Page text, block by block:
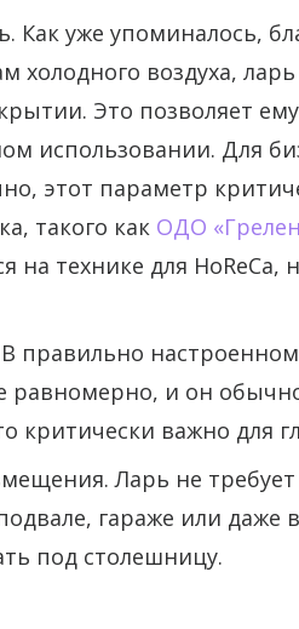
Как уже упоминалось,
холодного воздуха,
Это позволяет
использовании. Для
этот параметр
такого как ОДО
на технике для HoReCa,
правильно
равномерно, и он
критически важно для
Ларь не
гараже или
под столешницу.